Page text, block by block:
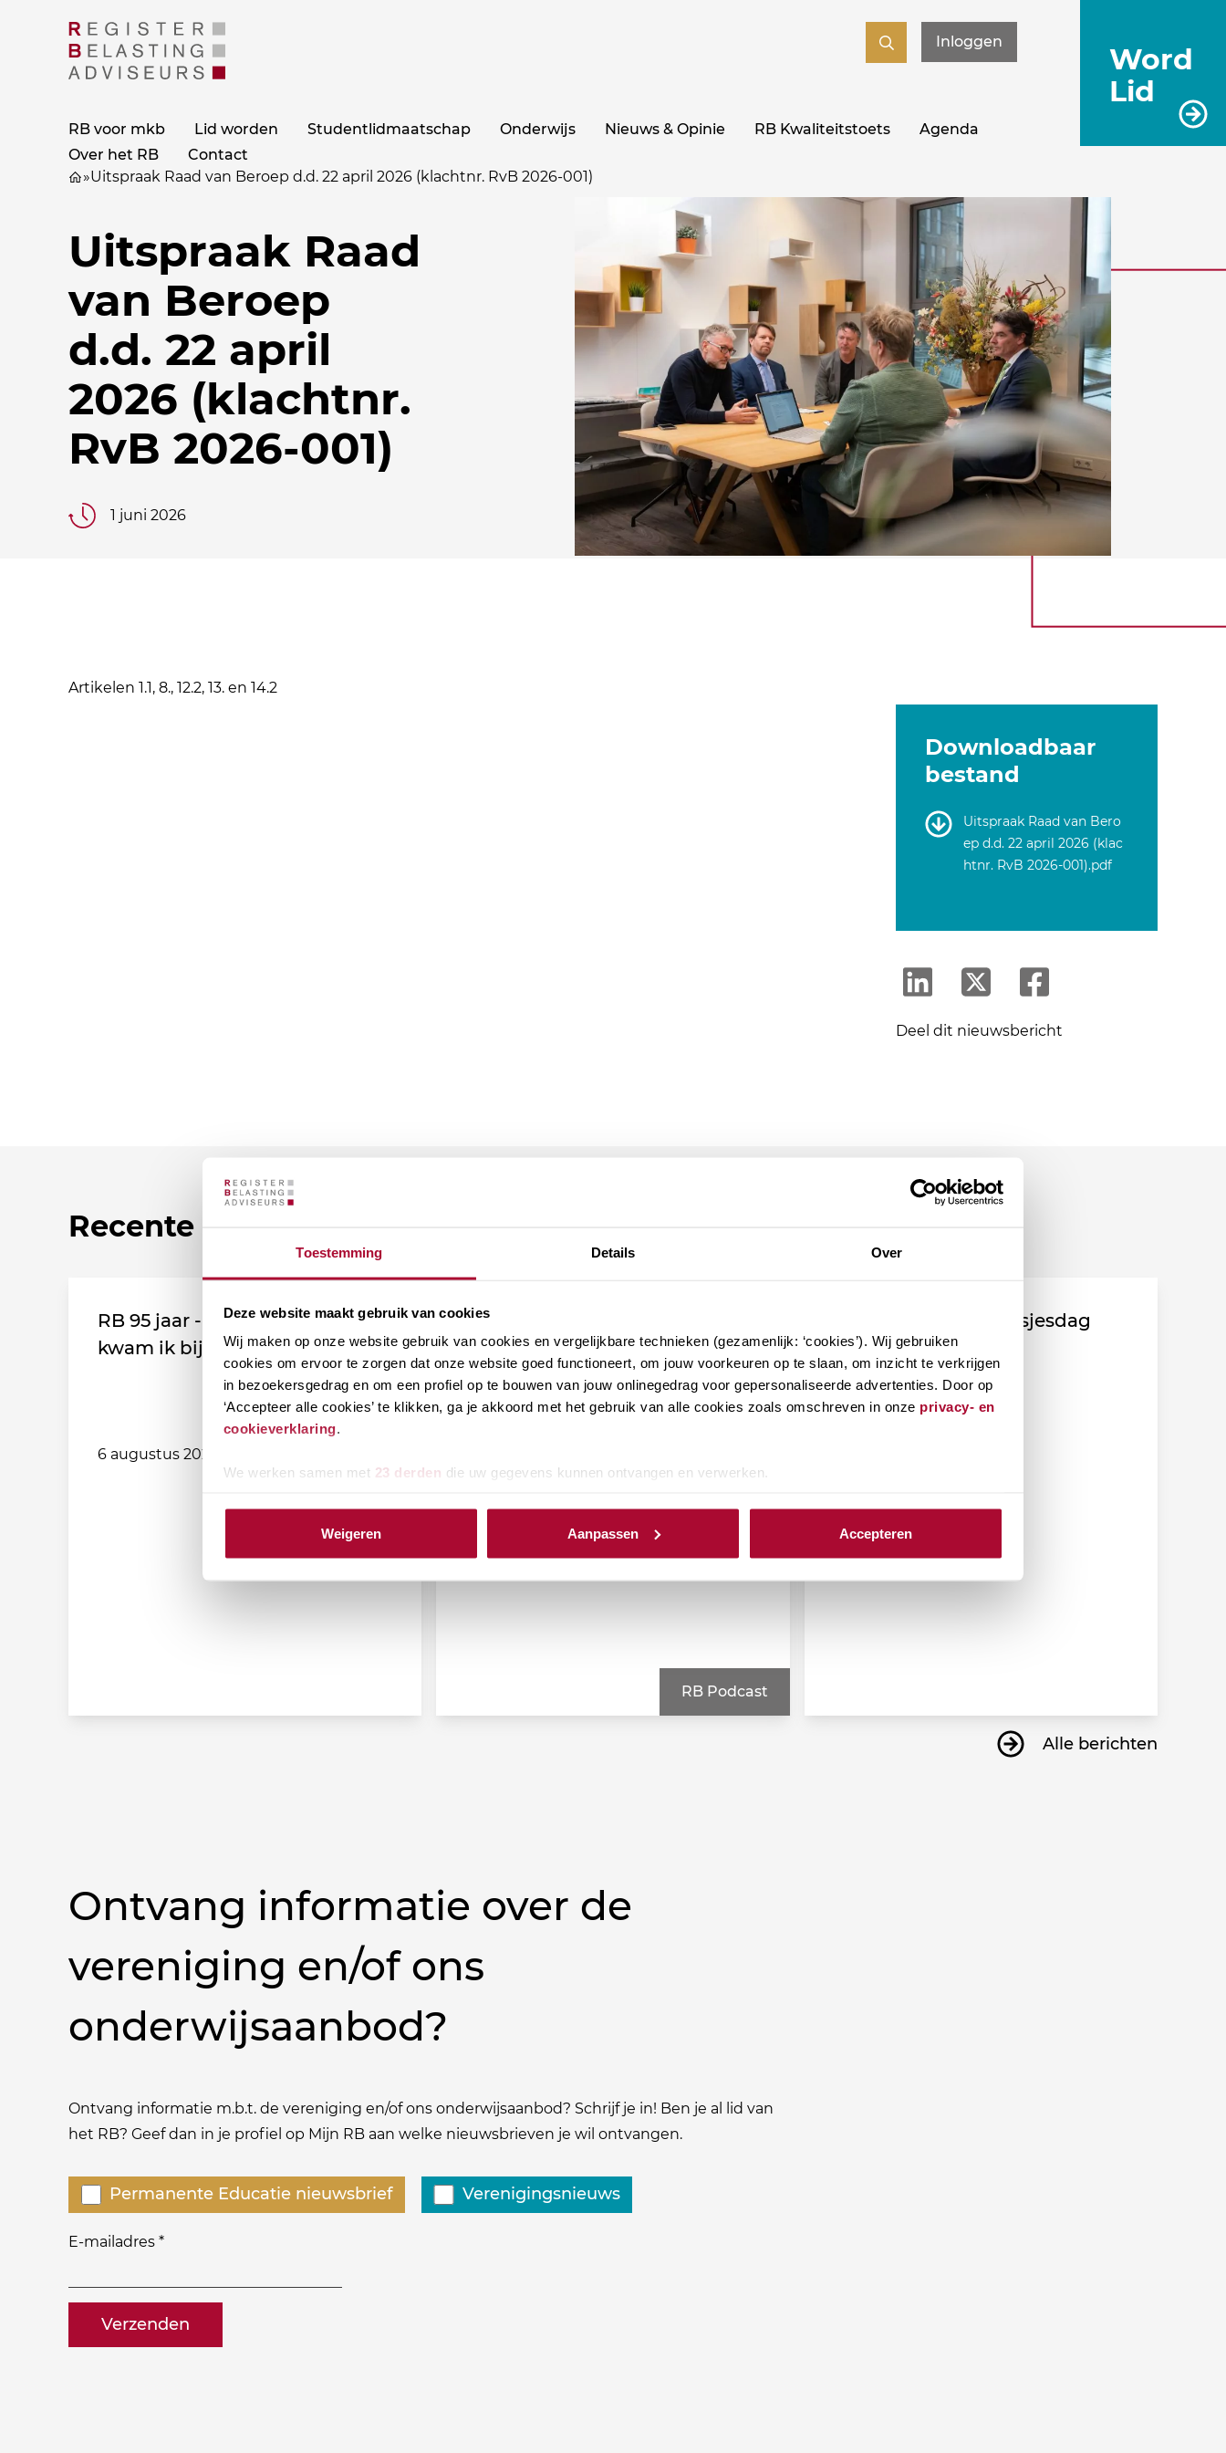
Toestemming Details Over
Deze website maakt gebruik van cookies
Wij maken op onze website gebruik van cookies en vergelijkbare technieken (gezamenlijk: ‘cookies’). Wij gebruiken
cookies om ervoor te zorgen dat onze website goed functioneert, om jouw voorkeuren op te slaan, om inzicht te verkrijgen
in bezoekersgedrag en om een profiel op te bouwen van jouw onlinegedrag voor gepersonaliseerde advertenties. Door op
‘Accepteer alle cookies’ te klikken, ga je akkoord met het gebruik van alle cookies zoals omschreven in onze privacy- en
cookieverklaring.
We werken samen met 23 derden die uw gegevens kunnen ontvangen en verwerken.
Weigeren Aanpassen Accepteren
Word
Lid
Inloggen
RB voor mkb Lid worden Studentlidmaatschap Onderwijs Nieuws & Opinie RB Kwaliteitstoets
Agenda
Over het RB
Contact
»Uitspraak Raad van Beroep d.d. 22 april 2026 (klachtnr. RvB 2026-001)
Uitspraak Raad
van Beroep
d.d. 22 april
2026 (klachtnr.
RvB 2026-001)
1 juni 2026
Artikelen 1.1, 8., 12.2, 13. en 14.2
Downloadbaar
bestand
Uitspraak Raad van Bero
ep d.d. 22 april 2026 (klac
htnr. RvB 2026-001).pdf
Deel dit nieuwsbericht
Recente nieuwsberichten
RB 95 jaar - Leden vertellen: Zo
kwam ik bij de vereniging!
6 augustus 2026
RB Podcast (afl. 172): Notaris
Rina Klaver over de Papieren
Schenking
RB Podcast
Fiscale duiding Prinsjesdag
2026
Alle berichten
Ontvang informatie over de
vereniging en/of ons
onderwijsaanbod?
Ontvang informatie m.b.t. de vereniging en/of ons onderwijsaanbod? Schrijf je in! Ben je al lid van
het RB? Geef dan in je profiel op Mijn RB aan welke nieuwsbrieven je wil ontvangen.
E-mailadres *
naam@bedrijf.nl
Welke
nieuwsbrieven
zou
willen
ontvangen?
Permanente Educatie nieuwsbrief Verenigingsnieuws